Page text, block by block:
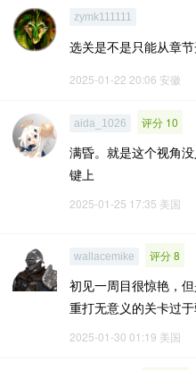
zymk111111
选关是不是只能从章
2025-01-22 20:06 安徽
aida_1026 评分 10
满昏。就是这个视角
键上
2025-01-25 17:35 美国
wallacemike 评分 8
初见一周目很惊艳，
重打无意义的关卡过
2025-01-30 01:19 美国